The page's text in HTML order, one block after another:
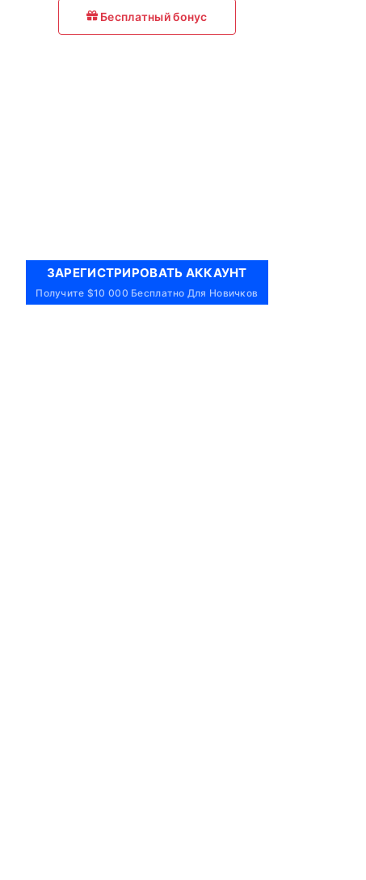
Бесплатный бонус
ЗАРЕГИСТРИРОВАТЬ АККАУНТ
Получите $10 000 Бесплатно Для Новичков